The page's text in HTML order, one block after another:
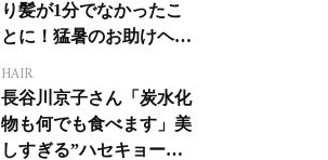
り髪が1分でなかったこ
とに！猛暑のお助けヘア
HAIR
長谷川京子さん「炭水化
物も何でも食べます」美
しすぎる”ハセキョーボ